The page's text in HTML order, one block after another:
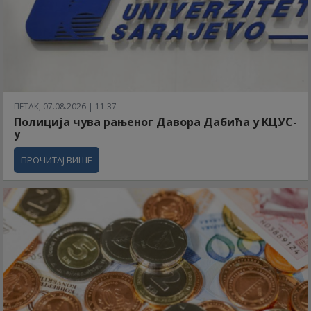
ПЕТАК, 07.08.2026 | 11:37
Полиција чува рањеног Давора Дабића у КЦУС-
у
ПРОЧИТАЈ ВИШЕ